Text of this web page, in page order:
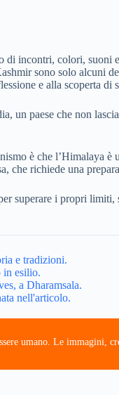
incontri, colori,
sono solo alcuni
e alla scoperta di
un paese che non
è che l’Himalaya
che richiede una
superare i propri
e tradizioni.
in esilio.
a Dharamsala.
nell'articolo.
umano. Le immagini,